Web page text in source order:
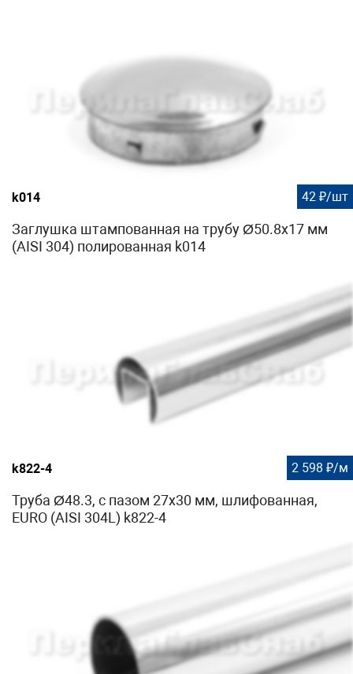
k014 42 ₽/шт
Заглушка штампованная на трубу Ø50.8х17 мм
(AISI 304) полированная k014
k822-4 2 598 ₽/м
Труба Ø48.3, с пазом 27х30 мм, шлифованная,
EURO (AISI 304L) k822-4